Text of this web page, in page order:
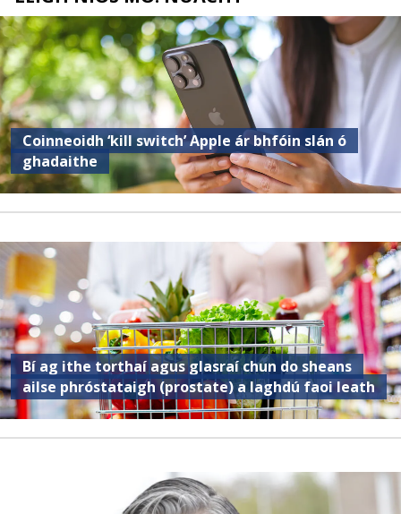
Coinneoidh ‘kill switch’ Apple ár bhfóin slán ó
ghadaithe
Bí ag ithe torthaí agus glasraí chun do sheans
ailse phróstataigh (prostate) a laghdú faoi leath